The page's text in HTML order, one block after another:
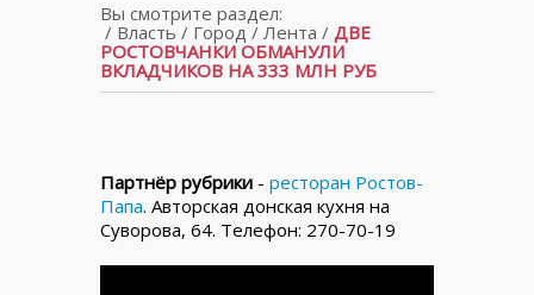
Вы смотрите раздел:
/ Власть / Город / Лента / ДВЕ
РОСТОВЧАНКИ ОБМАНУЛИ
ВКЛАДЧИКОВ НА 333 МЛН РУБ
Партнёр рубрики - ресторан Ростов-
Папа. Авторская донская кухня на
Суворова, 64. Телефон: 270-70-19